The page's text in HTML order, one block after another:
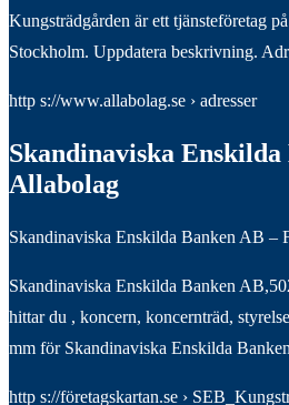
Kungsträdgården är ett tjänsteföretag
Stockholm. Uppdatera beskrivning.
http s://www.allabolag.se › adresser
Skandinaviska Enskilda
Allabolag
Skandinaviska Enskilda Banken AB –
Skandinaviska Enskilda Banken
hittar du , koncern, koncernträd,
mm för Skandinaviska Enskilda
http s://företagskartan.se ›